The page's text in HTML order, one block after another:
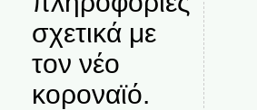
σχετικά με
τον νέο
κοροναϊό.